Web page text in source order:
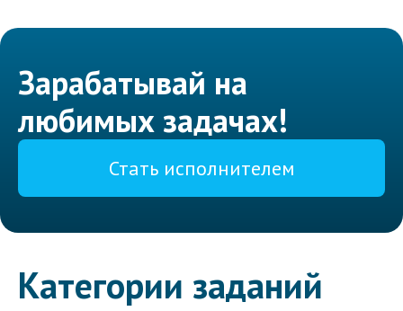
Зарабатывай на
любимых задачах!
Стать исполнителем
Категории заданий